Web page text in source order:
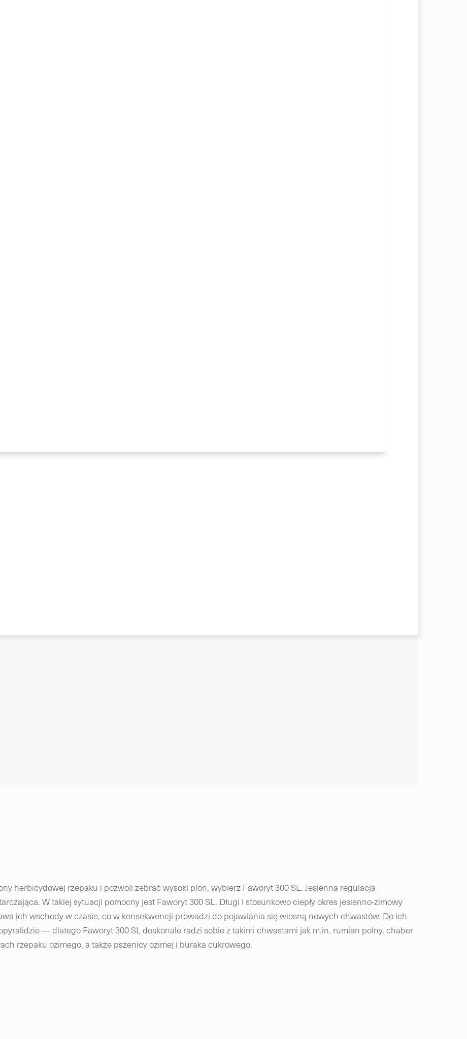
herbicydowej rzepaku i pozwoli zebrać wysoki plon, wybierz Faworyt 300 SL. Jesienna regulacja
W takiej sytuacji pomocny jest Faworyt 300 SL. Długi i stosunkowo ciepły okres jesienno-zimowy
ich wschody w czasie, co w konsekwencji prowadzi do pojawiania się wiosną nowych chwastów. Do ich
— dlatego Faworyt 300 SL doskonale radzi sobie z takimi chwastami jak m.in. rumian polny, chaber
rzepaku ozimego, a także pszenicy ozimej i buraka cukrowego.